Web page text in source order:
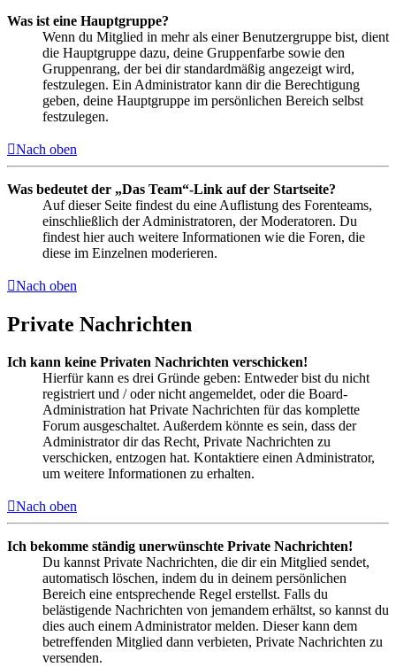
Was ist eine Hauptgruppe?
Wenn du Mitglied in mehr als einer Benutzergruppe bist, dient
die Hauptgruppe dazu, deine Gruppenfarbe sowie den
Gruppenrang, der bei dir standardmäßig angezeigt wird,
festzulegen. Ein Administrator kann dir die Berechtigung
geben, deine Hauptgruppe im persönlichen Bereich selbst
festzulegen.
Nach oben
Was bedeutet der „Das Team“-Link auf der Startseite?
Auf dieser Seite findest du eine Auflistung des Forenteams,
einschließlich der Administratoren, der Moderatoren. Du
findest hier auch weitere Informationen wie die Foren, die
diese im Einzelnen moderieren.
Nach oben
Private Nachrichten
Ich kann keine Privaten Nachrichten verschicken!
Hierfür kann es drei Gründe geben: Entweder bist du nicht
registriert und / oder nicht angemeldet, oder die Board-
Administration hat Private Nachrichten für das komplette
Forum ausgeschaltet. Außerdem könnte es sein, dass der
Administrator dir das Recht, Private Nachrichten zu
verschicken, entzogen hat. Kontaktiere einen Administrator,
um weitere Informationen zu erhalten.
Nach oben
Ich bekomme ständig unerwünschte Private Nachrichten!
Du kannst Private Nachrichten, die dir ein Mitglied sendet,
automatisch löschen, indem du in deinem persönlichen
Bereich eine entsprechende Regel erstellst. Falls du
belästigende Nachrichten von jemandem erhältst, so kannst du
dies auch einem Administrator melden. Dieser kann dem
betreffenden Mitglied dann verbieten, Private Nachrichten zu
versenden.